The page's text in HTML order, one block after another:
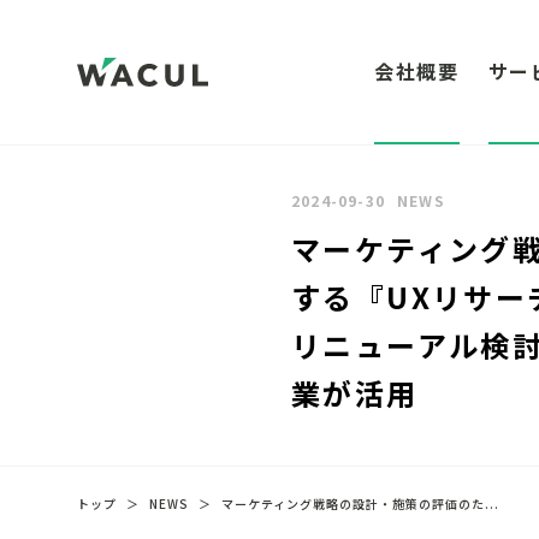
会社概要 サー
2024-09-30 NEWS
マーケティング
する『UXリサ
リニューアル検
業が活用
トップ ＞ NEWS ＞ マーケティング戦略の設計・施策の評価のた...